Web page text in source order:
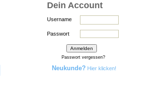
Dein Account
Username
Passwort
Passwort vergessen?
Neukunde? Hier klicken!